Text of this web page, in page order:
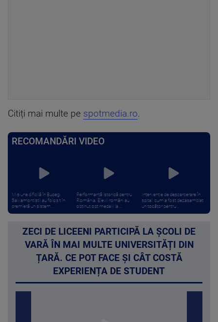
Citiți mai multe pe spotmedia.ro.
RECOMANDĂRI VIDEO
Misiune dificilă în Bucegi.
Salvamontiștii au folosit în
premieră un sistem ...
Performanță istorică pentru
România. Elevii români au
obținut opt medalii la ...
Intervenție de descarcerare în
spital: cum a fost dezasamblat
un tocător pentru ...
ZECI DE LICEENI PARTICIPĂ LA ȘCOLI DE
VARĂ ÎN MAI MULTE UNIVERSITĂȚI DIN
ȚARĂ. CE POT FACE ȘI CÂT COSTĂ
EXPERIENȚA DE STUDENT